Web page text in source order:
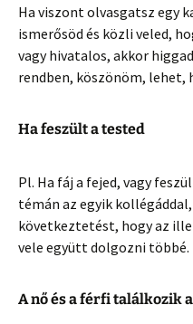
Ha viszont olvasgatsz egy
ismerősöd és közli veled,
vagy hivatalos, akkor
rendben, köszönöm, lehet,
Ha feszült a tested
Pl. Ha fáj a fejed, vagy
témán az egyik
következtetést, hogy az
vele együtt dolgozni többé.
A nő és a férfi találkozik